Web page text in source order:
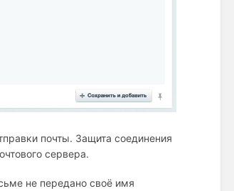
почты. Защита соединения
сервера.
не передано своё имя